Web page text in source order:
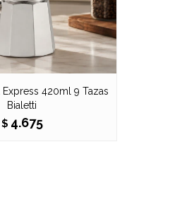
Express 420ml 9 Tazas
Bialetti
$ 4.675